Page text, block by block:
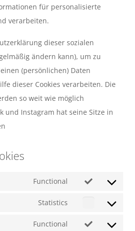
für personalisierte
verarbeiten.
dieser sozialen
ändern kann), um zu
(persönlichen) Daten
dieser Cookies verarbeiten. Die
so weit wie möglich
und Instagram hat seine Sitze in
Functional
Consent
Statistics
Functional